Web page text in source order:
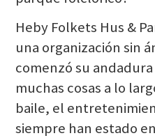
Heby Folkets Hus &
una organización sin
comenzó su andadura
muchas cosas a lo
baile, el
siempre han estado